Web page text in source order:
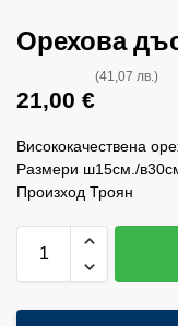
Орехова
21,00 €
(41,07 лв.)
Висококачествена
Размери ш15см./
Произход Троян